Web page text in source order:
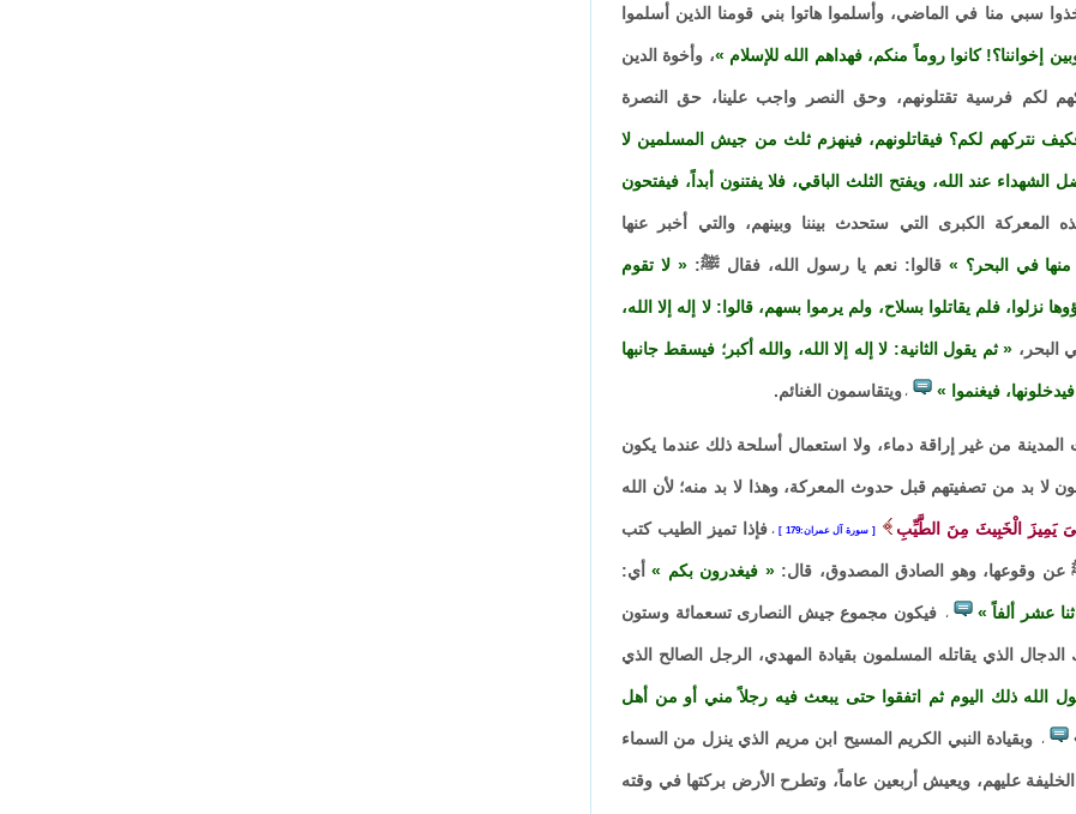
سبي منا في الماضي، وأسلموا هاتوا بني قومنا الذين أسلموا
إخواننا؟! كانوا روماً منكم، فهداهم الله للإسلام ، وأخوة الدين
لكم فرسية تقتلونهم، وحق النصر واجب علينا، حق النصرة
فكيف نتركهم لكم؟ فيقاتلونهم، فينهزم ثلث من جيش المسلمين لا
الشهداء عند الله، ويفتح الثلث الباقي، فلا يفتنون أبداً، فيفتحون
المعركة الكبرى التي ستحدث بيننا وبينهم، والتي أخبر عنها
في البحر؟ قالوا: نعم يا رسول الله، فقال ﷺ: لا تقوم
فلم يقاتلوا بسلاح، ولم يرموا بسهم، قالوا: لا إله إلا الله،
البحر، ثم يقول الثانية: لا إله إلا الله، والله أكبر؛ فيسقط جانبها
فيغنموا ، ويتقاسمون الغنائم.
من غير إراقة دماء، ولا استعمال أسلحة ذلك عندما يكون
لا بد من تصفيتهم قبل حدوث المعركة، وهذا لا بد منه؛ لأن الله
يَمِيزَ الْخَبِيثَ مِنَ الطَّيِّبِ سورة آل عمران:179 ،فإذا تميز الطيب كتب
ﷺ عن وقوعها، وهو الصادق المصدوق، قال: فيغدرون بكم أي:
عشر ألفاً ، فيكون مجموع جيش النصارى تسعمائة وستون
الذي يقاتله المسلمون بقيادة المهدي، الرجل الصالح الذي
الله ذلك اليوم ثم اتفقوا حتى يبعث فيه رجلاً مني أو من أهل
، وبقيادة النبي الكريم المسيح ابن مريم الذي ينزل من السماء
عليهم، ويعيش أربعين عاماً، وتطرح الأرض بركتها في وقته